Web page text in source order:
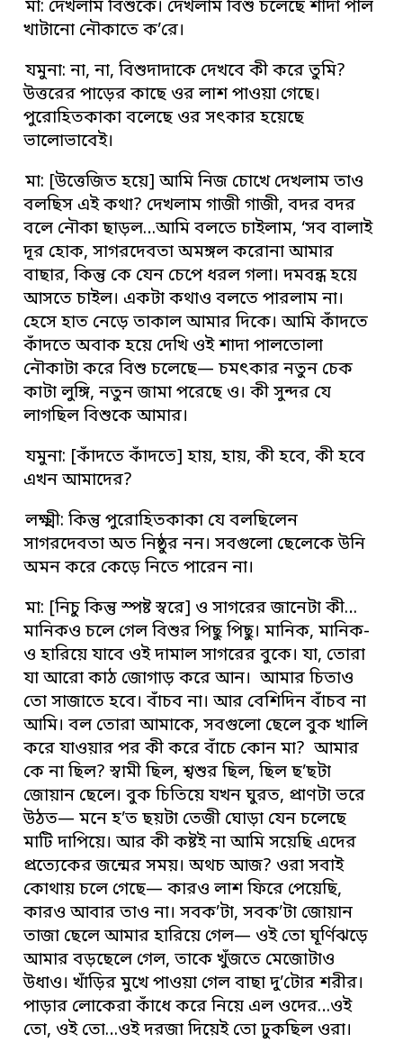
মা: দেখলাম বিশুকে। দেখলাম বিশু চলেছে শাদা পাল
খাটানো নৌকাতে ক’রে।
যমুনা: না, না, বিশুদাদাকে দেখবে কী করে তুমি?
উত্তরের পাড়ের কাছে ওর লাশ পাওয়া গেছে।
পুরোহিতকাকা বলেছে ওর সৎকার হয়েছে
ভালোভাবেই।
মা: [উত্তেজিত হয়ে] আমি নিজ চোখে দেখলাম তাও
বলছিস এই কথা? দেখলাম গাজী গাজী, বদর বদর
বলে নৌকা ছাড়ল…আমি বলতে চাইলাম, ‘সব বালাই
দূর হোক, সাগরদেবতা অমঙ্গল করোনা আমার
বাছার, কিন্তু কে যেন চেপে ধরল গলা। দমবন্ধ হয়ে
আসতে চাইল। একটা কথাও বলতে পারলাম না।
হেসে হাত নেড়ে তাকাল আমার দিকে। আমি কাঁদতে
কাঁদতে অবাক হয়ে দেখি ওই শাদা পালতোলা
নৌকাটা করে বিশু চলেছে— চমৎকার নতুন চেক
কাটা লুঙ্গি, নতুন জামা পরেছে ও। কী সুন্দর যে
লাগছিল বিশুকে আমার।
যমুনা: [কাঁদতে কাঁদতে] হায়, হায়, কী হবে, কী হবে
এখন আমাদের?
লক্ষ্মী: কিন্তু পুরোহিতকাকা যে বলছিলেন
সাগরদেবতা অত নিষ্ঠুর নন। সবগুলো ছেলেকে উনি
অমন করে কেড়ে নিতে পারেন না।
মা: [নিচু কিন্তু স্পষ্ট স্বরে] ও সাগরের জানেটা কী…
মানিকও চলে গেল বিশুর পিছু পিছু। মানিক, মানিক-
ও হারিয়ে যাবে ওই দামাল সাগরের বুকে। যা, তোরা
যা আরো কাঠ জোগাড় করে আন। আমার চিতাও
তো সাজাতে হবে। বাঁচব না। আর বেশিদিন বাঁচব না
আমি। বল তোরা আমাকে, সবগুলো ছেলে বুক খালি
করে যাওয়ার পর কী করে বাঁচে কোন মা? আমার
কে না ছিল? স্বামী ছিল, শ্বশুর ছিল, ছিল ছ’ছটা
জোয়ান ছেলে। বুক চিতিয়ে যখন ঘুরত, প্রাণটা ভরে
উঠত— মনে হ’ত ছয়টা তেজী ঘোড়া যেন চলেছে
মাটি দাপিয়ে। আর কী কষ্টই না আমি সয়েছি এদের
প্রত্যেকের জন্মের সময়। অথচ আজ? ওরা সবাই
কোথায় চলে গেছে— কারও লাশ ফিরে পেয়েছি,
কারও আবার তাও না। সবক’টা, সবক’টা জোয়ান
তাজা ছেলে আমার হারিয়ে গেল— ওই তো ঘূর্ণিঝড়ে
আমার বড়ছেলে গেল, তাকে খুঁজতে মেজোটাও
উধাও। খাঁড়ির মুখে পাওয়া গেল বাছা দু’টোর শরীর।
পাড়ার লোকেরা কাঁধে করে নিয়ে এল ওদের…ওই
তো, ওই তো…ওই দরজা দিয়েই তো ঢুকছিল ওরা।